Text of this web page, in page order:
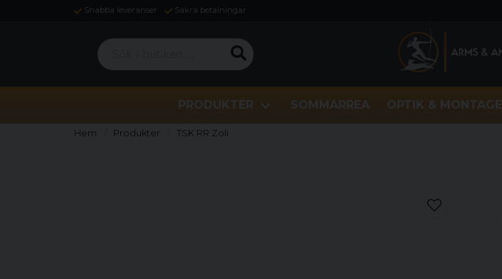
Snabba leveranser Säkra betalningar
Sök i butiken ...
PRODUKTER SOMMARREA OPTIK & MONTAGE
Hem Produkter TSK RR Zoli